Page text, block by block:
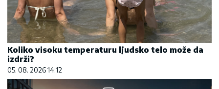
Koliko visoku temperaturu ljudsko telo može da
izdrži?
05. 08. 2026 14:12